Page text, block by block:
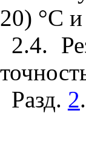
20) °С и
2.4.
Разд. 2.